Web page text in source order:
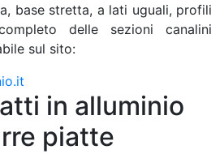
base stretta, a lati uguali, profili
delle sezioni canalini
sul sito:
in alluminio
piatte